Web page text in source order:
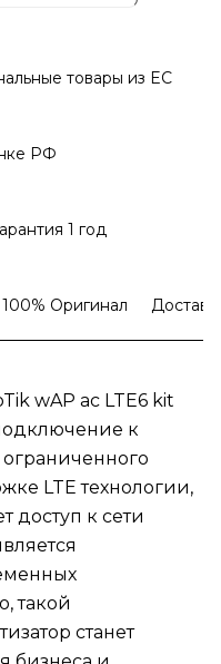
товары из EC
РФ
1 год
100% Оригинал
wAP ac LTE6 kit
к
LTE технологии,
доступ к сети
такой
станет